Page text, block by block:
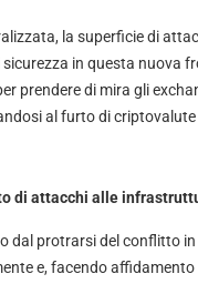
la superficie di
in questa nuova
prendere di mira gli
al furto di
di attacchi alle
dal protrarsi del conflitto
e, facendo affidamento